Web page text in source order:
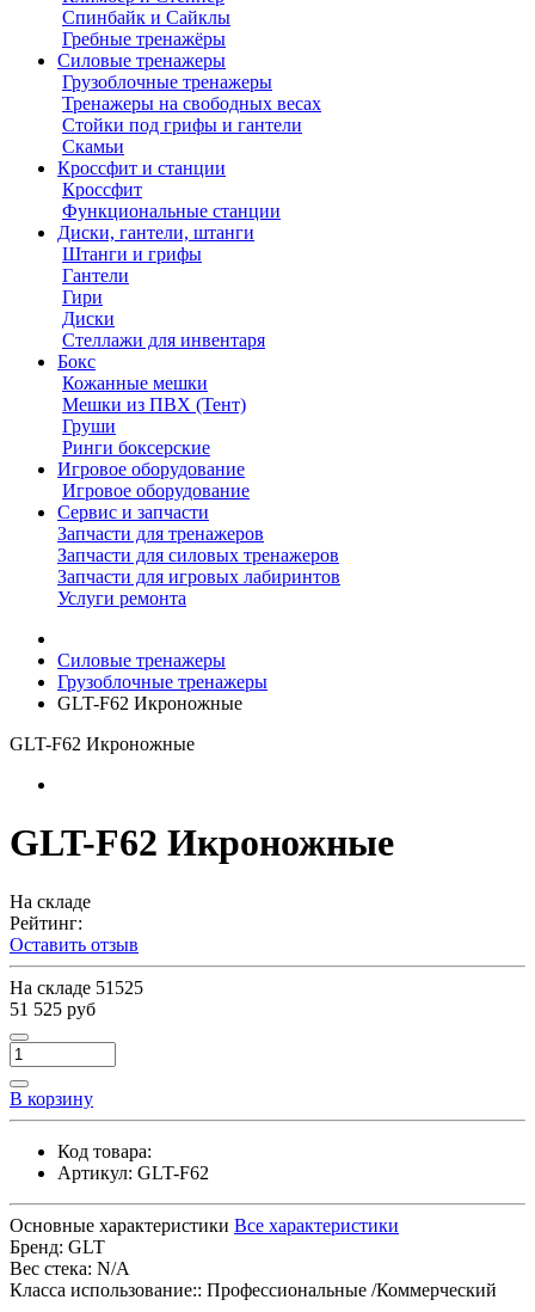
Спинбайк и Сайклы
Гребные тренажёры
Силовые тренажеры
Грузоблочные тренажеры
Тренажеры на свободных весах
Стойки под грифы и гантели
Скамьи
Кроссфит и станции
Кроссфит
Функциональные станции
Диски, гантели, штанги
Штанги и грифы
Гантели
Гири
Диски
Стеллажи для инвентаря
Бокс
Кожанные мешки
Мешки из ПВХ (Тент)
Груши
Ринги боксерские
Игровое оборудование
Игровое оборудование
Сервис и запчасти
Запчасти для тренажеров
Запчасти для силовых тренажеров
Запчасти для игровых лабиринтов
Услуги ремонта
Силовые тренажеры
Грузоблочные тренажеры
GLT-F62 Икроножные
GLT-F62 Икроножные
GLT-F62 Икроножные
На складе
Рейтинг:
Оставить отзыв
На складе 51525
51 525 руб
В корзину
Код товара:
Артикул: GLT-F62
Основные характеристики Все характеристики
Бренд: GLT
Вес стека: N/A
Класса использование:: Профессиональные /Коммерческий